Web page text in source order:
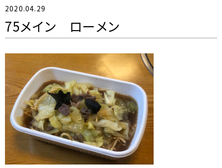
2020.04.29
75メイン ローメン